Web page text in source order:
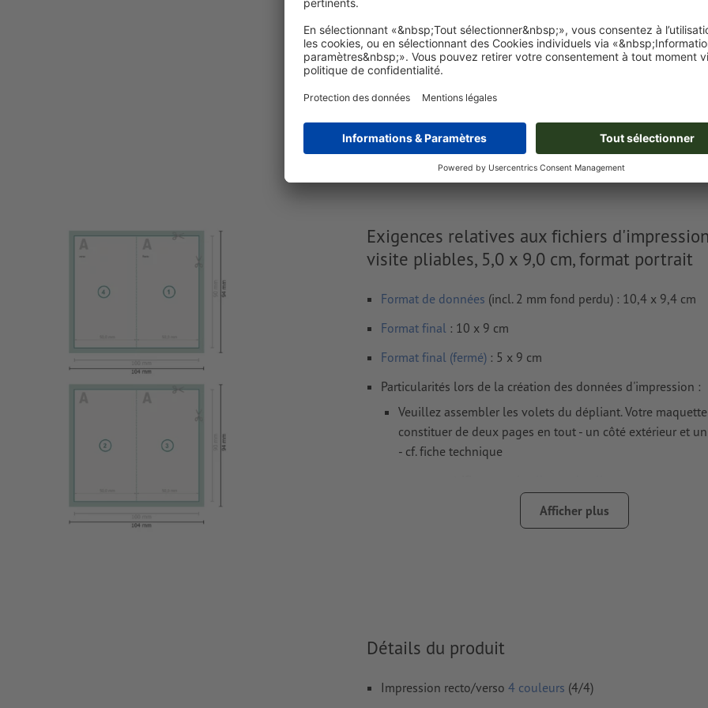
HT
Livraison approx. :
lun. 17 août
Poids: env.
Exigences relatives aux fichiers
visite pliables, 5,0 x 9,0 cm, format portrait
Format de données (incl. 2 mm fond perdu) : 10,4 x 9,4 cm
Format final : 10 x 9 cm
Format final (fermé) : 5 x 9 cm
Particularités lors de la création des données d'impression :
Veuillez assembler les volets du dépliant. Votre
constituer de deux pages en tout - un côté extérieur et
- cf. fiche technique
nous ne pouvons pas toujours veiller aux
une bordure de couleur est donc susceptible d’apparaître
ou des dégradés de couleurs près de la ligne de pliage.
Afficher plus
Détails du produit
Impression recto/verso 4 couleurs (4/4)